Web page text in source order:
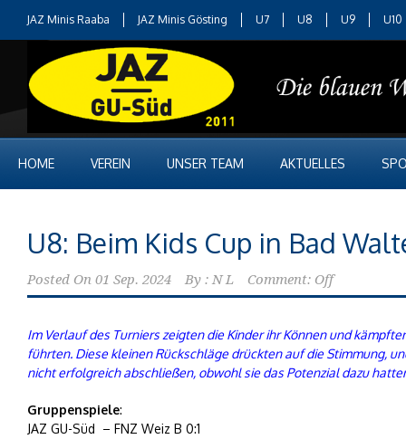
JAZ Minis Raaba JAZ Minis Gösting U7 U8 U9 U10
HOME VEREIN UNSER TEAM AKTUELLES
U8: Beim Kids Cup in Bad
Posted On 01 Sep. 2024 By : N L Comment: Off
Im Verlauf des Turniers zeigten die Kinder ihr Können und
führten. Diese kleinen Rückschläge drückten auf die Stimmung,
nicht erfolgreich abschließen, obwohl sie das Potenzial dazu
Gruppenspiele:
JAZ GU-Süd – FNZ Weiz B 0:1